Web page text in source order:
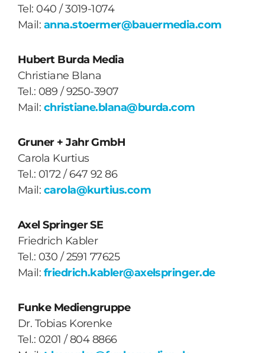
Tel: 040 / 3019-1074
Mail: anna.stoermer@bauermedia.com
Hubert Burda Media
Christiane Blana
Tel.: 089 / 9250-3907
Mail: christiane.blana@burda.com
Gruner + Jahr GmbH
Carola Kurtius
Tel.: 0172 / 647 92 86
Mail: carola@kurtius.com
Axel Springer SE
Friedrich Kabler
Tel.: 030 / 2591 77625
Mail: friedrich.kabler@axelspringer.de
Funke Mediengruppe
Dr. Tobias Korenke
Tel.: 0201 / 804 8866